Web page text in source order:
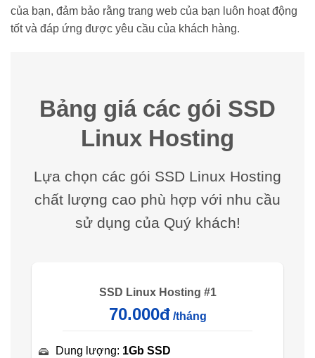
của bạn, đảm bảo rằng trang web của bạn luôn hoạt động
tốt và đáp ứng được yêu cầu của khách hàng.
Bảng giá các gói SSD
Linux Hosting
Lựa chọn các gói SSD Linux Hosting
chất lượng cao phù hợp với nhu cầu
sử dụng của Quý khách!
SSD Linux Hosting #1
70.000đ /tháng
Dung lượng: 1Gb SSD